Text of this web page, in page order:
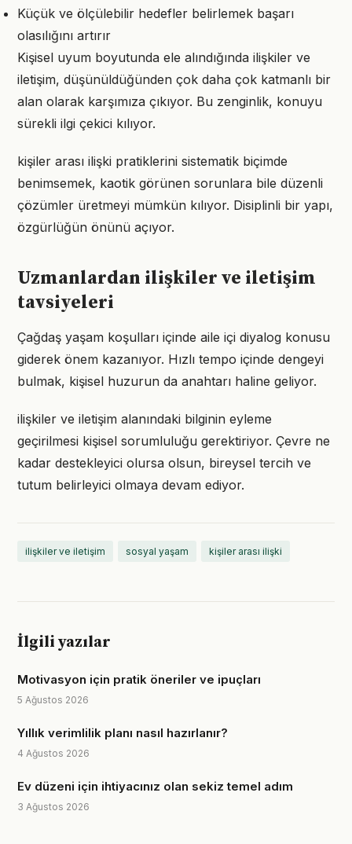
Küçük ve ölçülebilir hedefler belirlemek başarı
olasılığını artırır
Kişisel uyum boyutunda ele alındığında ilişkiler ve
iletişim, düşünüldüğünden çok daha çok katmanlı bir
alan olarak karşımıza çıkıyor. Bu zenginlik, konuyu
sürekli ilgi çekici kılıyor.
kişiler arası ilişki pratiklerini sistematik biçimde
benimsemek, kaotik görünen sorunlara bile düzenli
çözümler üretmeyi mümkün kılıyor. Disiplinli bir yapı,
özgürlüğün önünü açıyor.
Uzmanlardan ilişkiler ve iletişim
tavsiyeleri
Çağdaş yaşam koşulları içinde aile içi diyalog konusu
giderek önem kazanıyor. Hızlı tempo içinde dengeyi
bulmak, kişisel huzurun da anahtarı haline geliyor.
ilişkiler ve iletişim alanındaki bilginin eyleme
geçirilmesi kişisel sorumluluğu gerektiriyor. Çevre ne
kadar destekleyici olursa olsun, bireysel tercih ve
tutum belirleyici olmaya devam ediyor.
ilişkiler ve iletişim sosyal yaşam kişiler arası ilişki
İlgili yazılar
Motivasyon için pratik öneriler ve ipuçları
5 Ağustos 2026
Yıllık verimlilik planı nasıl hazırlanır?
4 Ağustos 2026
Ev düzeni için ihtiyacınız olan sekiz temel adım
3 Ağustos 2026